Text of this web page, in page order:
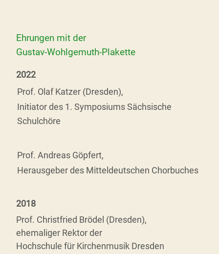
Ehrungen mit der
Gustav-Wohlgemuth-Plakette
2022
Prof. Olaf Katzer (Dresden),
Initiator des 1. Symposiums Sächsische
Schulchöre
Prof. Andreas Göpfert,
Herausgeber des Mitteldeutschen Chorbuches
2018
Prof. Christfried Brödel (Dresden),
ehemaliger Rektor der
Hochschule für Kirchenmusik Dresden